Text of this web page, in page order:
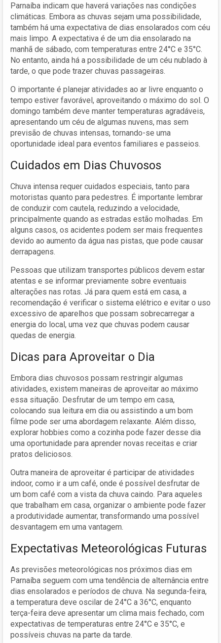
Parnaíba indicam que haverá variações nas condições
climáticas. Embora as chuvas sejam uma possibilidade,
também há uma expectativa de dias ensolarados com céu
mais limpo. A expectativa é de um dia ensolarado na
manhã de sábado, com temperaturas entre 24°C e 35°C.
No entanto, ainda há a possibilidade de um céu nublado à
tarde, o que pode trazer chuvas passageiras.
O importante é planejar atividades ao ar livre enquanto o
tempo estiver favorável, aproveitando o máximo do sol. O
domingo também deve manter temperaturas agradáveis,
apresentando um céu de algumas nuvens, mas sem
previsão de chuvas intensas, tornando-se uma
oportunidade ideal para eventos familiares e passeios.
Cuidados em Dias Chuvosos
Chuva intensa requer cuidados especiais, tanto para
motoristas quanto para pedestres. É importante lembrar
de conduzir com cautela, reduzindo a velocidade,
principalmente quando as estradas estão molhadas. Em
alguns casos, os acidentes podem ser mais frequentes
devido ao aumento da água nas pistas, que pode causar
derrapagens.
Pessoas que utilizam transportes públicos devem estar
atentas e se informar previamente sobre eventuais
alterações nas rotas. Já para quem está em casa, a
recomendação é verificar o sistema elétrico e evitar o uso
excessivo de aparelhos que possam sobrecarregar a
energia do local, uma vez que chuvas podem causar
quedas de energia.
Dicas para Aproveitar o Dia
Embora dias chuvosos possam restringir algumas
atividades, existem maneiras de aproveitar ao máximo
essa situação. Desfrutar de um tempo em casa,
colocando sua leitura em dia ou assistindo a um bom
filme pode ser uma abordagem relaxante. Além disso,
explorar hobbies como a cozinha pode fazer desse dia
uma oportunidade para aprender novas receitas e criar
pratos deliciosos.
Outra maneira de aproveitar é participar de atividades
indoor, como ir a um café, onde é possível desfrutar de
um bom café com a vista da chuva caindo. Para aqueles
que trabalham em casa, organizar o ambiente pode fazer
a produtividade aumentar, transformando uma possível
desvantagem em uma vantagem.
Expectativas Meteorológicas Futuras
As previsões meteorológicas nos próximos dias em
Parnaíba seguem com uma tendência de alternância entre
dias ensolarados e períodos de chuva. Na segunda-feira,
a temperatura deve oscilar de 24°C a 36°C, enquanto
terça-feira deve apresentar um clima mais fechado, com
expectativas de temperaturas entre 24°C e 35°C, e
possíveis chuvas na parte da tarde.